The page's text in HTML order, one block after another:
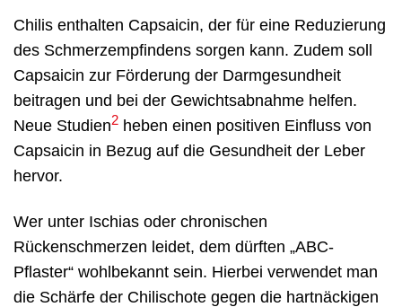
Chilis enthalten Capsaicin, der für eine Reduzierung
des Schmerzempfindens sorgen kann. Zudem soll
Capsaicin zur Förderung der Darmgesundheit
beitragen und bei der Gewichtsabnahme helfen.
Neue Studien2 heben einen positiven Einfluss von
Capsaicin in Bezug auf die Gesundheit der Leber
hervor.
Wer unter Ischias oder chronischen
Rückenschmerzen leidet, dem dürften „ABC-
Pflaster“ wohlbekannt sein. Hierbei verwendet man
die Schärfe der Chilischote gegen die hartnäckigen